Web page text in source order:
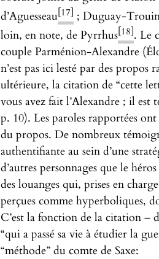
d’Aguesseau[17] ; Duguay-Trouin
loin, en note, de Pyrrhus[18]. Le
couple Parménion-Alexandre
n’est pas ici lesté par des
ultérieure, la citation de “cette
vous avez fait l’Alexandre ; il est
p. 10). Les paroles rapportées
du propos. De nombreux
authentifiante au sein d’une
d’autres personnages que le
des louanges qui, prises en
perçues comme hyperboliques,
C’est la fonction de la citation –
“qui a passé sa vie à étudier la
“méthode” du comte de Saxe: